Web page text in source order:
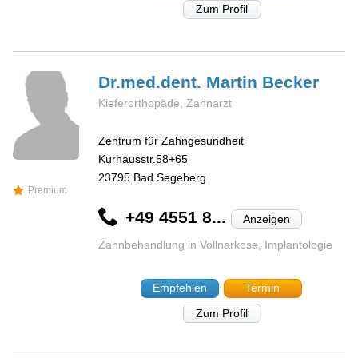
Zum Profil
Premium
Dr.med.dent. Martin Becker
Kieferorthopäde, Zahnarzt
Zentrum für Zahngesundheit
Kurhausstr.58+65
23795 Bad Segeberg
+49 4551 8... Anzeigen
Zahnbehandlung in Vollnarkose, Implantologie
Empfehlen
Termin
Zum Profil